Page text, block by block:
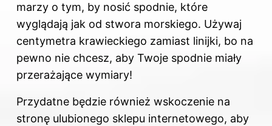
marzy o tym, by nosić spodnie, które
wyglądają jak od stwora morskiego. Używaj
centymetra krawieckiego zamiast linijki, bo na
pewno nie chcesz, aby Twoje spodnie miały
przerażające wymiary!
Przydatne będzie również wskoczenie na
stronę ulubionego sklepu internetowego, aby